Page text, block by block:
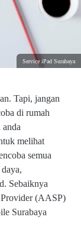
Service iPad Surabaya
Tapi, jangan
di rumah
melihat
semua
Sebaiknya
(AASP)
Surabaya